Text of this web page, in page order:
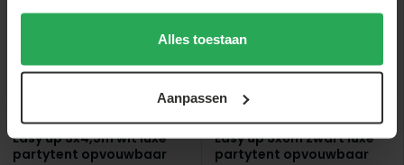
Alles toestaan
Aanpassen
Easy up 3x4,5m wit luxe
partytent opvouwbaar
Easy up 3x6m zwart luxe
partytent opvouwbaar